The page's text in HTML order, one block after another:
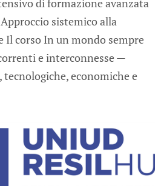
di formazione avanzata
sistemico alla
corso In un mondo sempre
e interconnesse —
economiche e